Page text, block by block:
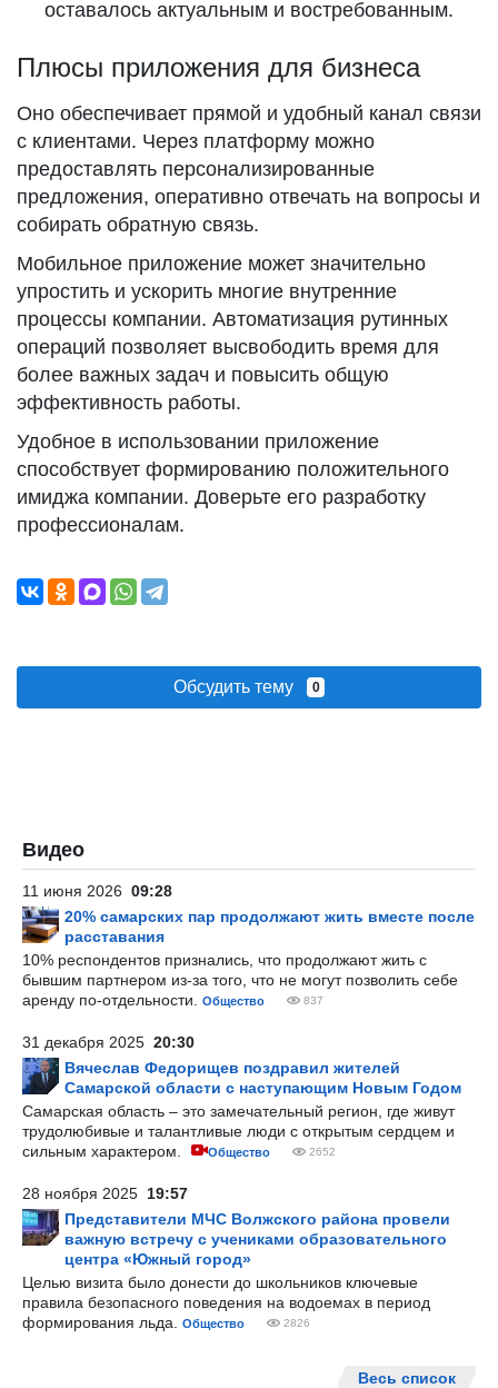
оставалось актуальным и востребованным.
Плюсы приложения для бизнеса
Оно обеспечивает прямой и удобный канал связи
с клиентами. Через платформу можно
предоставлять персонализированные
предложения, оперативно отвечать на вопросы и
собирать обратную связь.
Мобильное приложение может значительно
упростить и ускорить многие внутренние
процессы компании. Автоматизация рутинных
операций позволяет высвободить время для
более важных задач и повысить общую
эффективность работы.
Удобное в использовании приложение
способствует формированию положительного
имиджа компании. Доверьте его разработку
профессионалам.
Обсудить тему 0
Видео
11 июня 2026 09:28
20% самарских пар продолжают жить вместе после
расставания
10% респондентов признались, что продолжают жить с
бывшим партнером из-за того, что не могут позволить себе
аренду по-отдельности.
Общество 837
31 декабря 2025 20:30
Вячеслав Федорищев поздравил жителей
Самарской области с наступающим Новым Годом
Самарская область – это замечательный регион, где живут
трудолюбивые и талантливые люди с открытым сердцем и
сильным характером.
Общество 2652
28 ноября 2025 19:57
Представители МЧС Волжского района провели
важную встречу с учениками образовательного
центра «Южный город»
Целью визита было донести до школьников ключевые
правила безопасного поведения на водоемах в период
формирования льда.
Общество 2826
Весь список